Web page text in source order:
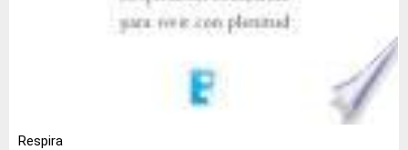
Respira